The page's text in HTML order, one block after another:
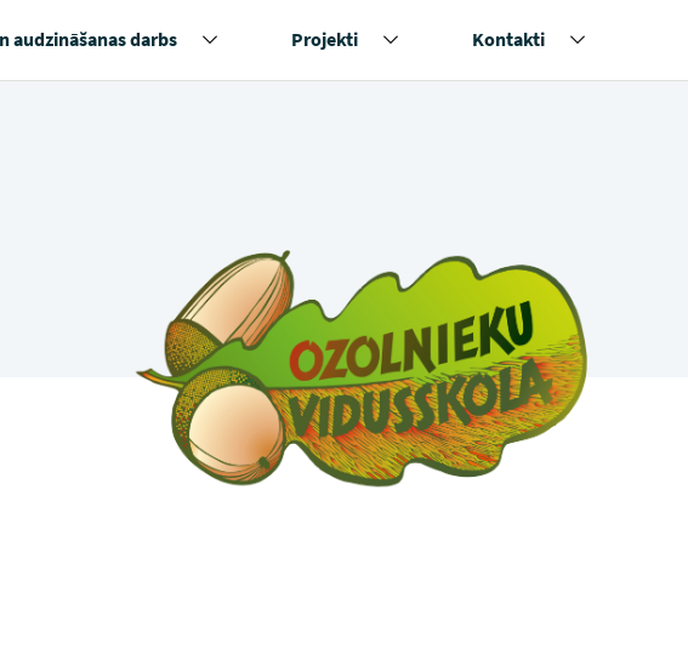
audzināšanas darbs Projekti Kontakti